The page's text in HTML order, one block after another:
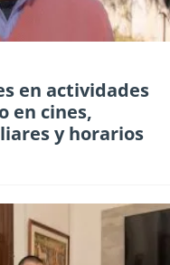
en actividades
en cines,
y horarios